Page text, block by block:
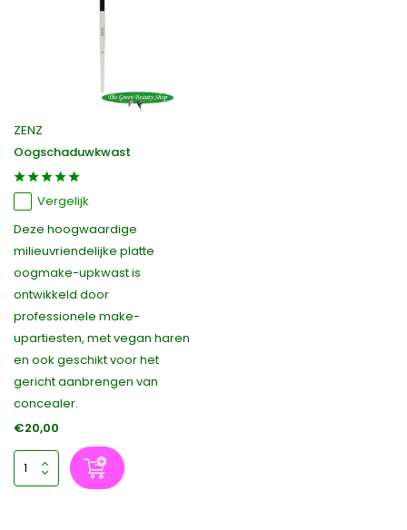
ZENZ
Oogschaduwkwast
Vergelijk
Deze hoogwaardige
milieuvriendelijke platte
oogmake-upkwast is
ontwikkeld door
professionele make-
upartiesten, met vegan haren
en ook geschikt voor het
gericht aanbrengen van
concealer.
€20,00